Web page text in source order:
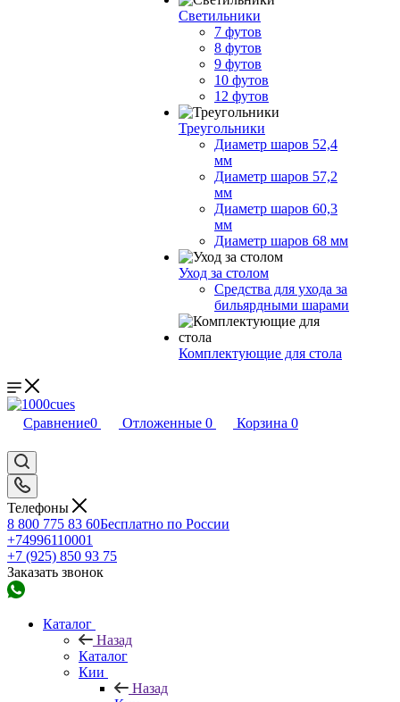
Светильники
7 футов
8 футов
9 футов
10 футов
12 футов
Треугольники
Диаметр шаров 52,4
мм
Диаметр шаров 57,2
мм
Диаметр шаров 60,3
мм
Диаметр шаров 68 мм
Уход за столом
Средства для ухода за
бильярдными шарами
Комплектующие для стола
Сравнение0 Отложенные 0 Корзина 0
Телефоны
8 800 775 83 60Бесплатно по России
+74996110001
+7 (925) 850 93 75
Заказать звонок
Каталог
Назад
Каталог
Кии
Назад